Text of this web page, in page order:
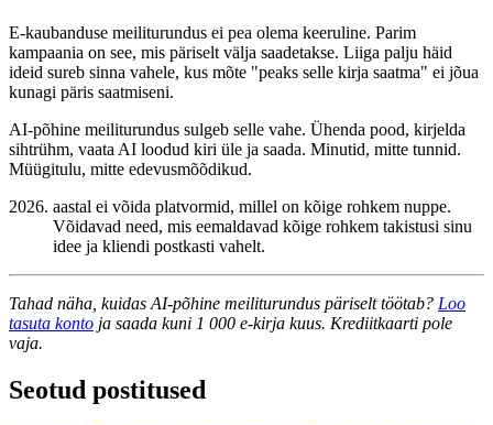
E-kaubanduse meiliturundus ei pea olema keeruline. Parim
kampaania on see, mis päriselt välja saadetakse. Liiga palju häid
ideid sureb sinna vahele, kus mõte "peaks selle kirja saatma" ei jõua
kunagi päris saatmiseni.
AI-põhine meiliturundus sulgeb selle vahe. Ühenda pood, kirjelda
sihtrühm, vaata AI loodud kiri üle ja saada. Minutid, mitte tunnid.
Müügitulu, mitte edevusmõõdikud.
aastal ei võida platvormid, millel on kõige rohkem nuppe.
Võidavad need, mis eemaldavad kõige rohkem takistusi sinu
idee ja kliendi postkasti vahelt.
Tahad näha, kuidas AI-põhine meiliturundus päriselt töötab? Loo
tasuta konto ja saada kuni 1 000 e-kirja kuus. Krediitkaarti pole
vaja.
Seotud postitused